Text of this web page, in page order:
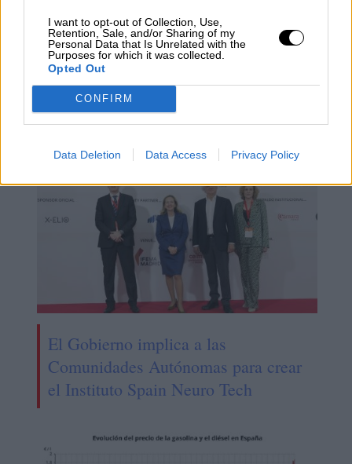
I want to opt-out of Collection, Use,
Retention, Sale, and/or Sharing of my
Personal Data that Is Unrelated with the
Purposes for which it was collected.
Opted Out
CONFIRM
Data Deletion Data Access Privacy Policy
Calviño se negó a posar en el
Madrid Leaders Forum, por ser la
única mujer
El Gobierno implica a las
Comunidades Autónomas para crear
el Instituto Spain Neuro Tech